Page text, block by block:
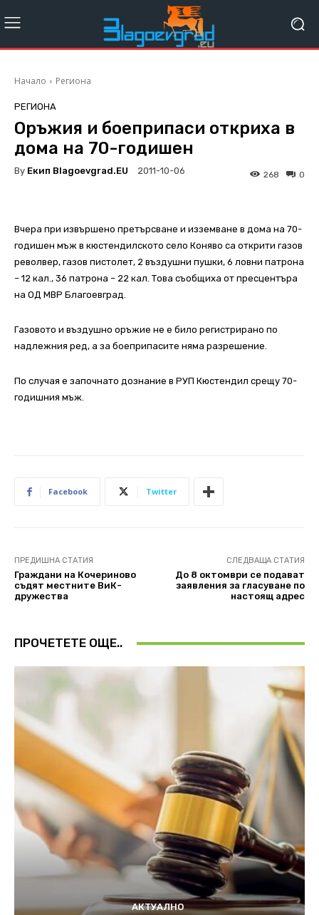
Начало Региона
РЕГИОНА
Оръжия и боеприпаси откриха в
дома на 70-годишен
By Екип Blagoevgrad.EU 2011-10-06 0
268
Вчера при извършено претърсване и изземване в дома на 70-
годишен мъж в кюстендилското село Коняво са открити газов
револвер, газов пистолет, 2 въздушни пушки, 6 ловни патрона
– 12 кал., 36 патрона – 22 кал. Това съобщиха от пресцентъра
на ОД МВР Благоевград.
Газовото и въздушно оръжие не е било регистрирано по
надлежния ред, а за боеприпасите няма разрешение.
По случая е започнато дознание в РУП Кюстендил срещу 70-
годишния мъж.
Facebook Twitter
ПРЕДИШНА СТАТИЯ
Граждани на Кочериново
съдят местните ВиК-
дружества
СЛЕДВАЩА СТАТИЯ
До 8 октомври се подават
заявления за гласуване по
настоящ адрес
ПРОЧЕТЕТЕ ОЩЕ..
АКТУАЛНО